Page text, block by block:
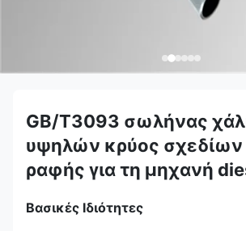
GB/T3093 σωλήνας
υψηλών κρύος σχεδίων
ραφής για τη μηχανή
Βασικές Ιδιότητες